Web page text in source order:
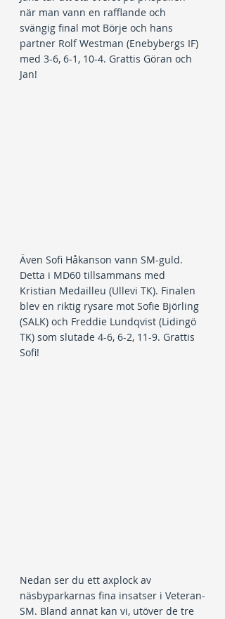
när man vann en rafflande och
svängig final mot Börje och hans
partner Rolf Westman (Enebybergs IF)
med 3-6, 6-1, 10-4. Grattis Göran och
Jan!
Även Sofi Håkanson vann SM-guld.
Detta i MD60 tillsammans med
Kristian Medailleu (Ullevi TK). Finalen
blev en riktig rysare mot Sofie Björling
(SALK) och Freddie Lundqvist (Lidingö
TK) som slutade 4-6, 6-2, 11-9. Grattis
Sofi!
Nedan ser du ett axplock av
näsbyparkarnas fina insatser i Veteran-
SM. Bland annat kan vi, utöver de tre